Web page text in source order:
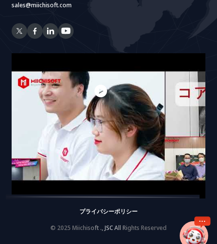
sales@miichisoft.com
© 2025 Miichisoft ., JSC All Rights Reserved
プライバシーポリシー